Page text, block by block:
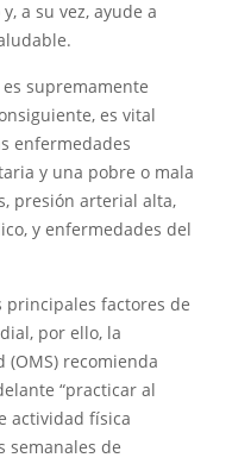
a su vez, ayude a
supremamente
es vital
enfermedades
y una pobre o mala
presión arterial alta,
y enfermedades del
principales factores de
por ello, la
recomienda
“practicar al
actividad física
semanales de